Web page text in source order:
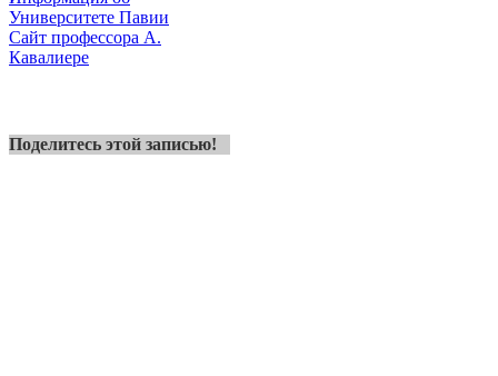
Университете Павии
Сайт профессора А.
Кавалиере
Поделитесь этой записью!